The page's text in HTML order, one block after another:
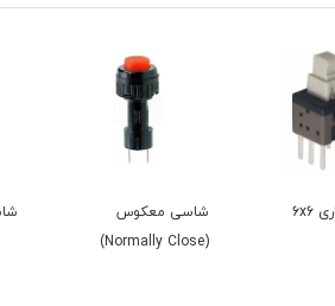
شاسی معکوس
شاسی 12 پایه آیفونی